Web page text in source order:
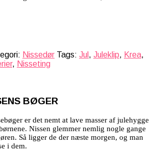
Nissedør Tags: Jul , Juleklip, Krea,
, Nisseting
BØGER
er det nemt at lave masser af julehygge
Nissen glemmer nemlig nogle gange
Så ligger de der næste morgen, og man
i dem.